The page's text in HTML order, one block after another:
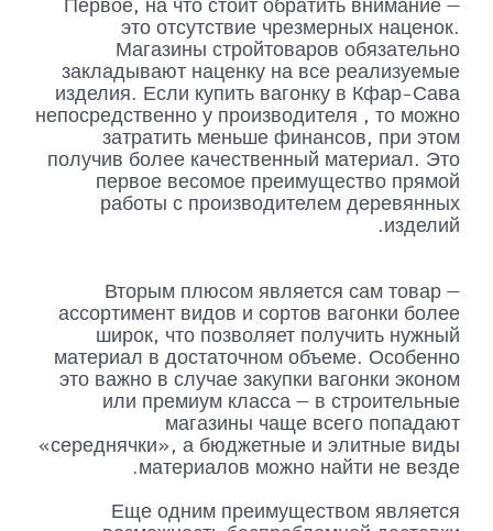
Первое, на что стоит обратить внимание —
это отсутствие чрезмерных наценок.
Магазины стройтоваров обязательно
закладывают наценку на все реализуемые
изделия. Если купить вагонку в Кфар-Сава
непосредственно у производителя , то можно
затратить меньше финансов, при этом
получив более качественный материал. Это
первое весомое преимущество прямой
работы с производителем деревянных
изделий.
Вторым плюсом является сам товар —
ассортимент видов и сортов вагонки более
широк, что позволяет получить нужный
материал в достаточном объеме. Особенно
это важно в случае закупки вагонки эконом
или премиум класса — в строительные
магазины чаще всего попадают
«середнячки», а бюджетные и элитные виды
материалов можно найти не везде.
Еще одним преимуществом является